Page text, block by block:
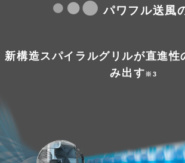
パワフル送風
新構造スパイラルグリルが直進性
み出す※3